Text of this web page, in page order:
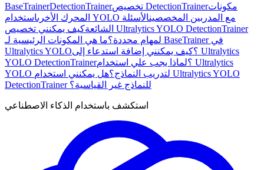
BaseTrainerDetectionTrainer تخصيص DetectionTrainerمكونات
المحرك الأخرى
استخدام YOLO مع المدربين المخصصينالأسئلة
الشائعةكيف يمكنني تخصيص Ultralytics YOLO DetectionTrainer
لمهام محددة؟ما هي المكونات الرئيسية لـ BaseTrainer في
Ultralytics YOLO؟كيف يمكنني إضافة استدعاء إلى Ultralytics
YOLO DetectionTrainer؟لماذا يجب علي استخدام Ultralytics
YOLO لتدريب النماذج؟هل يمكنني استخدام Ultralytics YOLO
DetectionTrainer للنماذج غير القياسية؟
استكشف باستخدام الذكاء الاصطناعي